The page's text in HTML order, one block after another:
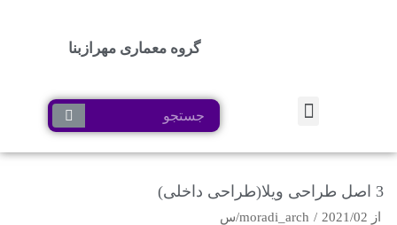
گروه معماری مهرازبنا
3 اصل طراحی ویلا(طراحی داخلی)
از moradi_arch 2021/02/س